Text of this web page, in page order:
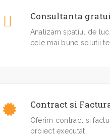
Consultanta
Analizam spatiul de
cele mai bune solutii
Contract si
Oferim contract si
proiect executat.